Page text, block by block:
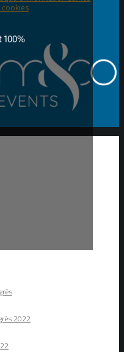
cookies
2022